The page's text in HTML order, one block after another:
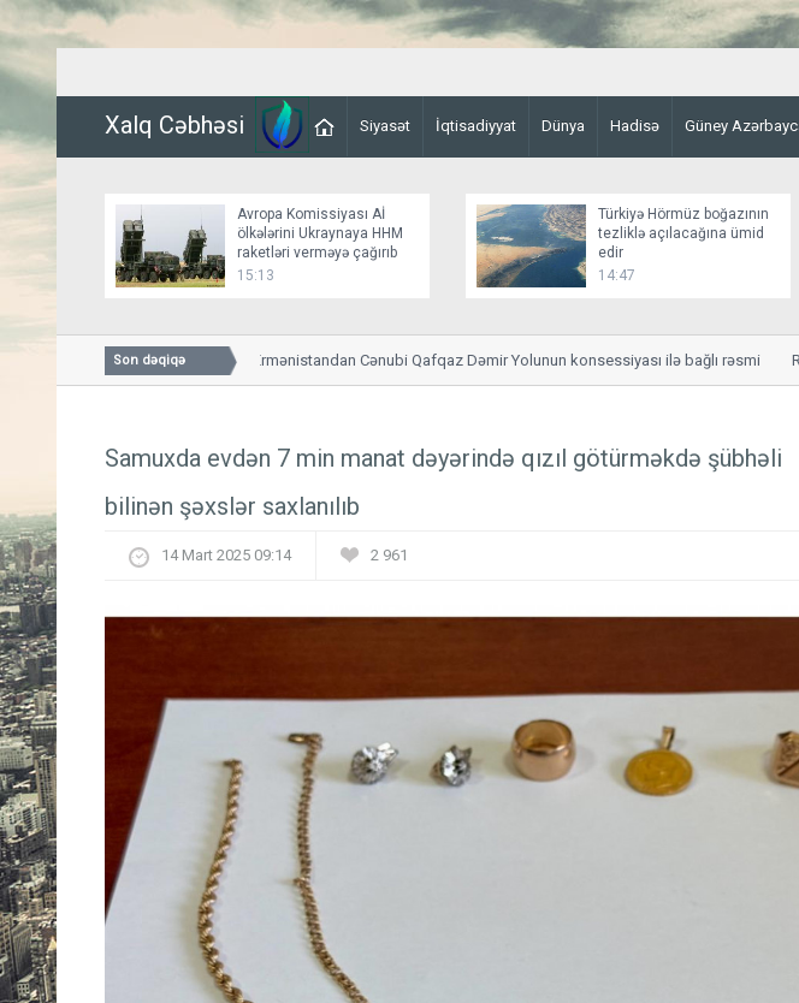
Xalq Cəbhəsi Siyasət İqtisadiyyat Dünya Hadisə Güney
Avropa Komissiyası Aİ
ölkələrini Ukraynaya HHM
raketləri verməyə çağırıb
15:13
Türkiyə Hörmüz boğazının
tezliklə açılacağına ümid
edir
14:47
Son dəqiqə
Overçuk: Moskva Ermənistandan Cənubi Qafqaz Dəmir Yolunun konsessiyası ilə bağlı rəsmi
bildiriş almayıb
Samuxda evdən 7 min manat dəyərində qızıl götürməkdə şübhəli
bilinən şəxslər saxlanılıb
14 Mart 2025 09:14 2 961